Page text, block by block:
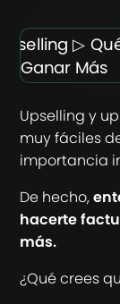
Upselling y
muy fáciles
importancia
De hecho,
hacerte
más.
¿Qué crees